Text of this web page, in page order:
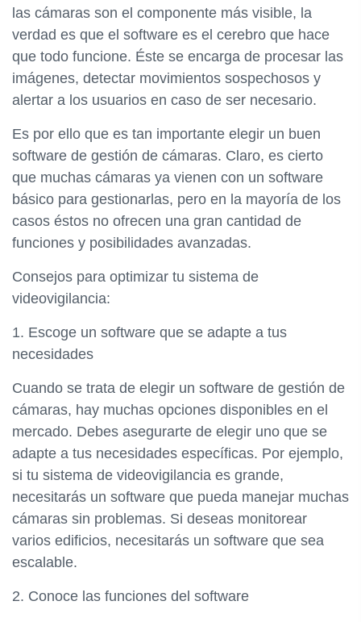
las cámaras son el componente más visible, la
verdad es que el software es el cerebro que hace
que todo funcione. Éste se encarga de procesar las
imágenes, detectar movimientos sospechosos y
alertar a los usuarios en caso de ser necesario.
Es por ello que es tan importante elegir un buen
software de gestión de cámaras. Claro, es cierto
que muchas cámaras ya vienen con un software
básico para gestionarlas, pero en la mayoría de los
casos éstos no ofrecen una gran cantidad de
funciones y posibilidades avanzadas.
Consejos para optimizar tu sistema de
videovigilancia:
1. Escoge un software que se adapte a tus
necesidades
Cuando se trata de elegir un software de gestión de
cámaras, hay muchas opciones disponibles en el
mercado. Debes asegurarte de elegir uno que se
adapte a tus necesidades específicas. Por ejemplo,
si tu sistema de videovigilancia es grande,
necesitarás un software que pueda manejar muchas
cámaras sin problemas. Si deseas monitorear
varios edificios, necesitarás un software que sea
escalable.
2. Conoce las funciones del software